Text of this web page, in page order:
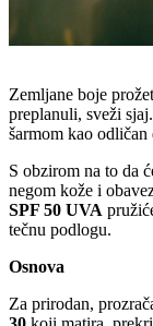
Zemljane boje
preplanuli, sveži
šarmom kao
S obzirom na to da
negom kože i
SPF 50 UVA
tečnu podlogu.
Osnova
Za prirodan,